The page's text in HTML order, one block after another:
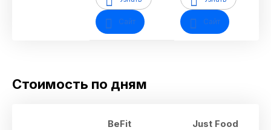
Сайт Сайт
Стоимость по дням
BeFit Just Food